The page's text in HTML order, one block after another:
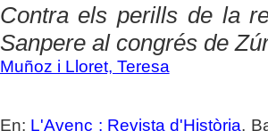
Contra els perills de la
Sanpere al congrés de
Muñoz i Lloret, Teresa
En: L'Avenç : Revista d'Història.